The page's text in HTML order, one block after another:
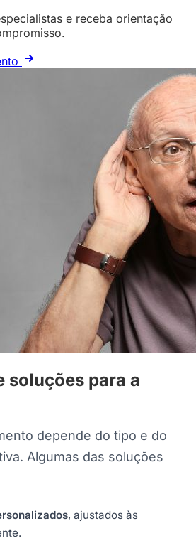
e receba orientação
soluções para a
depende do tipo e do
Algumas das soluções
, ajustados às